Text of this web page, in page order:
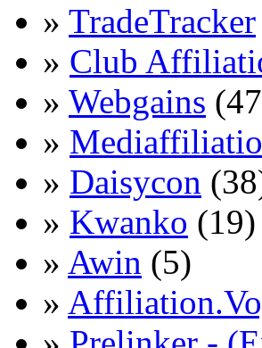
» TradeTracker
» Club
» Webgains
»
» Daisycon
» Kwanko (19)
» Awin (5)
»